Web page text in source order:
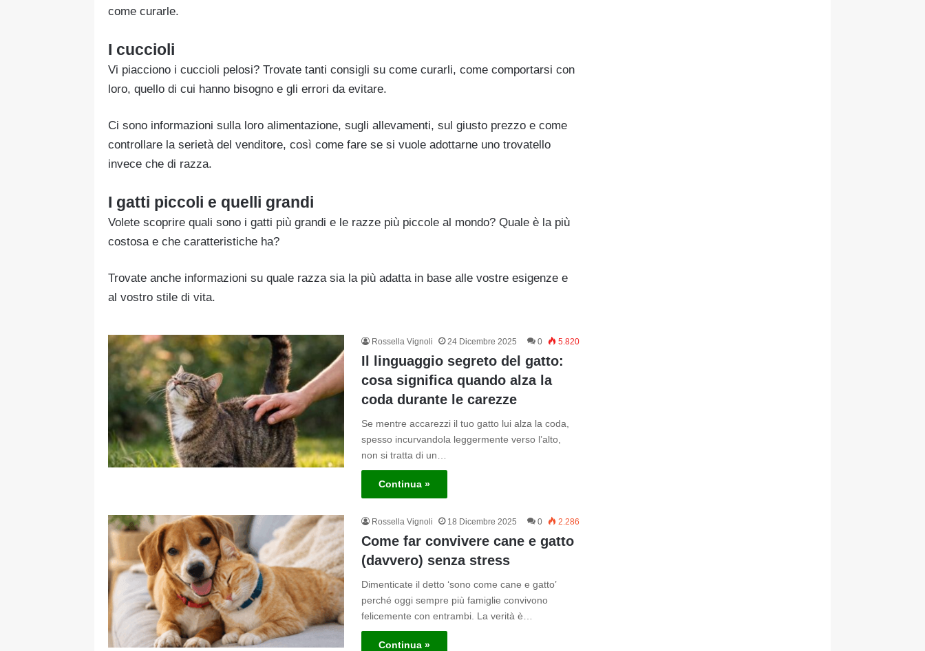
come curarle.
I cuccioli
Vi piacciono i cuccioli pelosi? Trovate tanti consigli su come curarli, come comportarsi con
loro, quello di cui hanno bisogno e gli errori da evitare.
Ci sono informazioni sulla loro alimentazione, sugli allevamenti, sul giusto prezzo e come
controllare la serietà del venditore, così come fare se si vuole adottarne uno trovatello
invece che di razza.
I gatti piccoli e quelli grandi
Volete scoprire quali sono i gatti più grandi e le razze più piccole al mondo? Quale è la più
costosa e che caratteristiche ha?
Trovate anche informazioni su quale razza sia la più adatta in base alle vostre esigenze e
al vostro stile di vita.
Rossella Vignoli 24 Dicembre 2025 0 5.820
Il linguaggio segreto del gatto:
cosa significa quando alza la
coda durante le carezze
Se mentre accarezzi il tuo gatto lui alza la coda,
spesso incurvandola leggermente verso l’alto,
non si tratta di un…
Continua »
Rossella Vignoli 18 Dicembre 2025 0 2.286
Come far convivere cane e gatto
(davvero) senza stress
Dimenticate il detto ‘sono come cane e gatto’
perché oggi sempre più famiglie convivono
felicemente con entrambi. La verità è…
Continua »